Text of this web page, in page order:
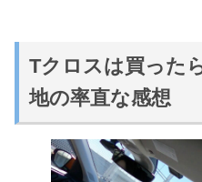
Tクロスは買った
地の率直な感想